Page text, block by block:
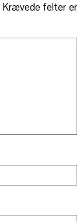
Krævede felter er